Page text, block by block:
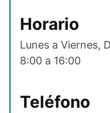
Horario
Lunes a Viernes,
8:00 a 16:00
Teléfono